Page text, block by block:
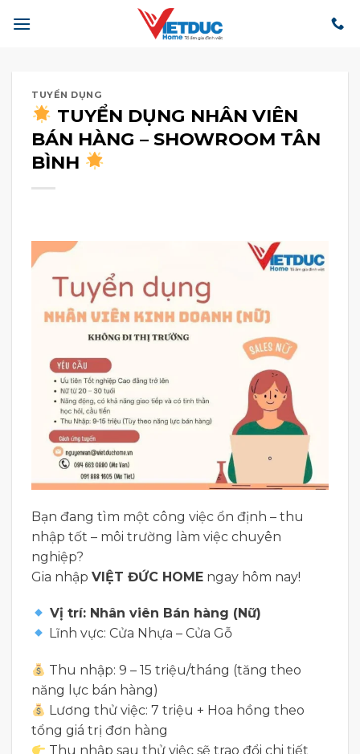
qua
TUYỂN DỤNG
TUYỂN DỤNG NHÂN VIÊN
BÁN HÀNG – SHOWROOM TÂN
BÌNH
Bạn đang tìm một công việc ổn định – thu
nhập tốt – môi trường làm việc chuyên
nghiệp?
Gia nhập VIỆT ĐỨC HOME ngay hôm nay!
Vị trí: Nhân viên Bán hàng (Nữ)
Lĩnh vực: Cửa Nhựa – Cửa Gỗ
Thu nhập: 9 – 15 triệu/tháng (tăng theo
năng lực bán hàng)
Lương thử việc: 7 triệu + Hoa hồng theo
tổng giá trị đơn hàng
Thu nhập sau thử việc sẽ trao đổi chi tiết